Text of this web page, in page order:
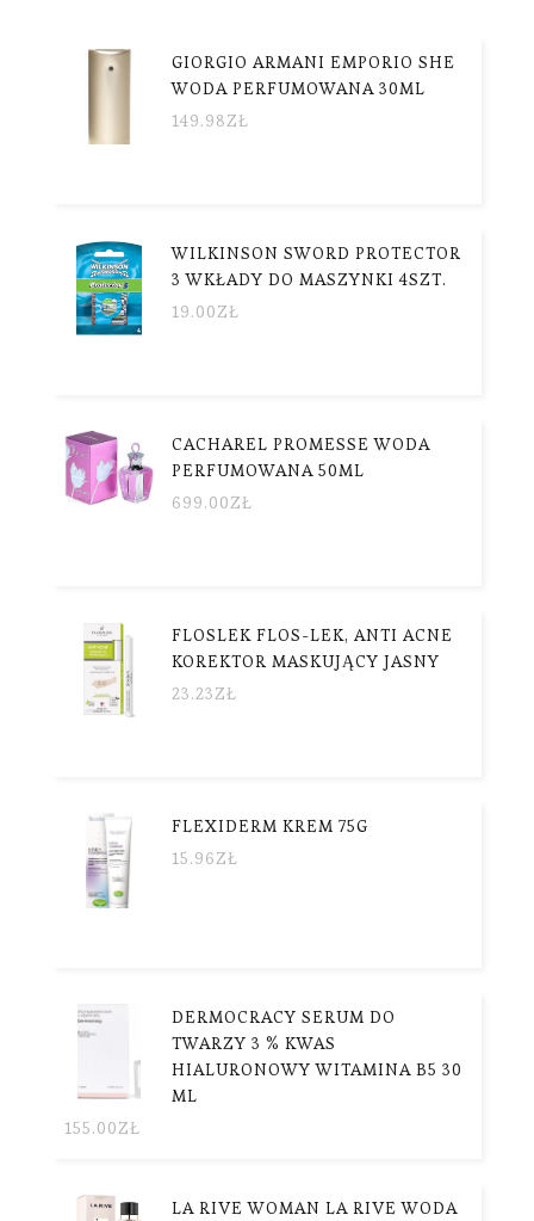
GIORGIO ARMANI EMPORIO SHE
WODA PERFUMOWANA 30ML
149.98ZŁ
WILKINSON SWORD PROTECTOR
3 WKŁADY DO MASZYNKI 4SZT.
19.00ZŁ
CACHAREL PROMESSE WODA
PERFUMOWANA 50ML
699.00ZŁ
FLOSLEK FLOS-LEK, ANTI ACNE
KOREKTOR MASKUJĄCY JASNY
23.23ZŁ
FLEXIDERM KREM 75G
15.96ZŁ
DERMOCRACY SERUM DO
TWARZY 3 % KWAS
HIALURONOWY WITAMINA B5 30
ML
155.00ZŁ
LA RIVE WOMAN LA RIVE WODA